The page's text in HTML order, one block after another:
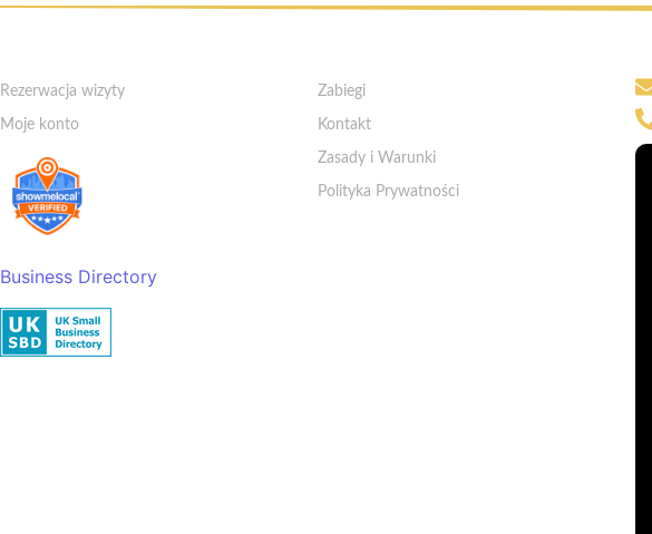
Rezerwacja wizyty
Moje konto
Business Directory
Zabiegi
Kontakt
Zasady i Warunki
Polityka Prywatności